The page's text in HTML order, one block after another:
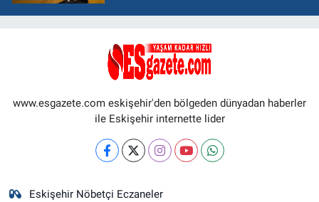
www.esgazete.com eskişehir'den bölgeden dünyadan haberler
ile Eskişehir internette lider
Eskişehir Nöbetçi Eczaneler